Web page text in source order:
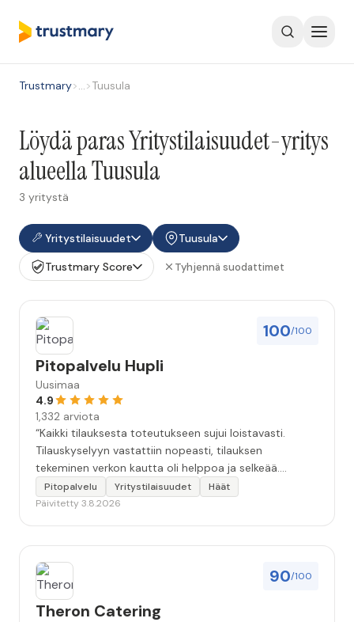
Trustmary>…>Tuusula
Löydä paras Yritystilaisuudet-yritys
alueella Tuusula
3 yritystä
Yritystilaisuudet
Tuusula
Trustmary Score
Tyhjennä suodattimet
100/100
Pitopalvelu Hupli
Uusimaa
4.9
1,332 arviota
“Kaikki tilauksesta toteutukseen sujui loistavasti.
Tilauskyselyyn vastattiin nopeasti, tilauksen
tekeminen verkon kautta oli helppoa ja selkeää.
Kävimme tilauksen vielä kahteen kertaan puhelimessa
läpi, että kaikki seikat oltiin varmasti huomioitu.
porukalle!”
Pitopalvelu Yritystilaisuudet
Häät
Päivitetty 3.8.2026
90/100
Theron Catering